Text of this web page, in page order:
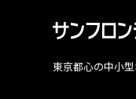
東京都心の中小